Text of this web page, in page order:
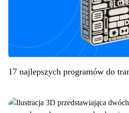
17 najlepszych programów do